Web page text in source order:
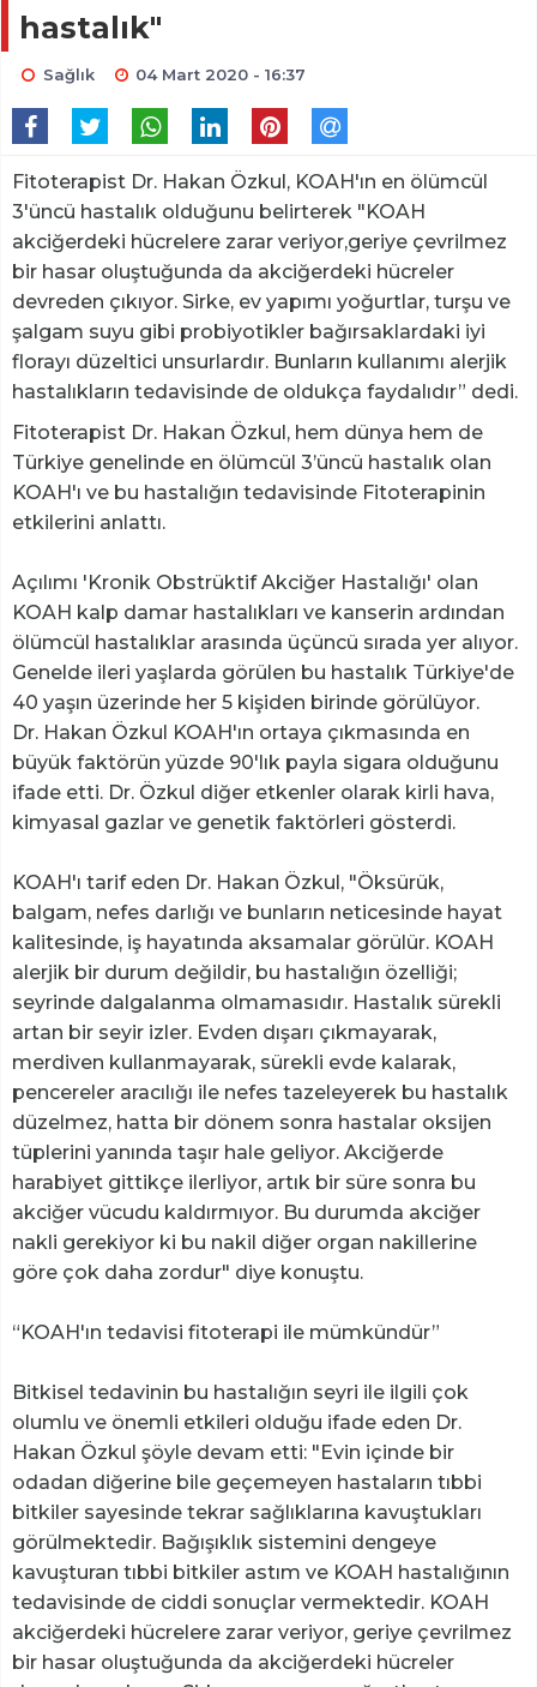
hastalık"
Sağlık 04 Mart 2020 - 16:37
Fitoterapist Dr. Hakan Özkul, KOAH'ın en ölümcül
3'üncü hastalık olduğunu belirterek "KOAH
akciğerdeki hücrelere zarar veriyor,geriye çevrilmez
bir hasar oluştuğunda da akciğerdeki hücreler
devreden çıkıyor. Sirke, ev yapımı yoğurtlar, turşu ve
şalgam suyu gibi probiyotikler bağırsaklardaki iyi
florayı düzeltici unsurlardır. Bunların kullanımı alerjik
hastalıkların tedavisinde de oldukça faydalıdır” dedi.
Fitoterapist Dr. Hakan Özkul, hem dünya hem de
Türkiye genelinde en ölümcül 3’üncü hastalık olan
KOAH'ı ve bu hastalığın tedavisinde Fitoterapinin
etkilerini anlattı.
Açılımı 'Kronik Obstrüktif Akciğer Hastalığı' olan
KOAH kalp damar hastalıkları ve kanserin ardından
ölümcül hastalıklar arasında üçüncü sırada yer alıyor.
Genelde ileri yaşlarda görülen bu hastalık Türkiye'de
40 yaşın üzerinde her 5 kişiden birinde görülüyor.
Dr. Hakan Özkul KOAH'ın ortaya çıkmasında en
büyük faktörün yüzde 90'lık payla sigara olduğunu
ifade etti. Dr. Özkul diğer etkenler olarak kirli hava,
kimyasal gazlar ve genetik faktörleri gösterdi.
KOAH'ı tarif eden Dr. Hakan Özkul, "Öksürük,
balgam, nefes darlığı ve bunların neticesinde hayat
kalitesinde, iş hayatında aksamalar görülür. KOAH
alerjik bir durum değildir, bu hastalığın özelliği;
seyrinde dalgalanma olmamasıdır. Hastalık sürekli
artan bir seyir izler. Evden dışarı çıkmayarak,
merdiven kullanmayarak, sürekli evde kalarak,
pencereler aracılığı ile nefes tazeleyerek bu hastalık
düzelmez, hatta bir dönem sonra hastalar oksijen
tüplerini yanında taşır hale geliyor. Akciğerde
harabiyet gittikçe ilerliyor, artık bir süre sonra bu
akciğer vücudu kaldırmıyor. Bu durumda akciğer
nakli gerekiyor ki bu nakil diğer organ nakillerine
göre çok daha zordur" diye konuştu.
“KOAH'ın tedavisi fitoterapi ile mümkündür”
Bitkisel tedavinin bu hastalığın seyri ile ilgili çok
olumlu ve önemli etkileri olduğu ifade eden Dr.
Hakan Özkul şöyle devam etti: "Evin içinde bir
odadan diğerine bile geçemeyen hastaların tıbbi
bitkiler sayesinde tekrar sağlıklarına kavuştukları
görülmektedir. Bağışıklık sistemini dengeye
kavuşturan tıbbi bitkiler astım ve KOAH hastalığının
tedavisinde de ciddi sonuçlar vermektedir. KOAH
akciğerdeki hücrelere zarar veriyor, geriye çevrilmez
bir hasar oluştuğunda da akciğerdeki hücreler